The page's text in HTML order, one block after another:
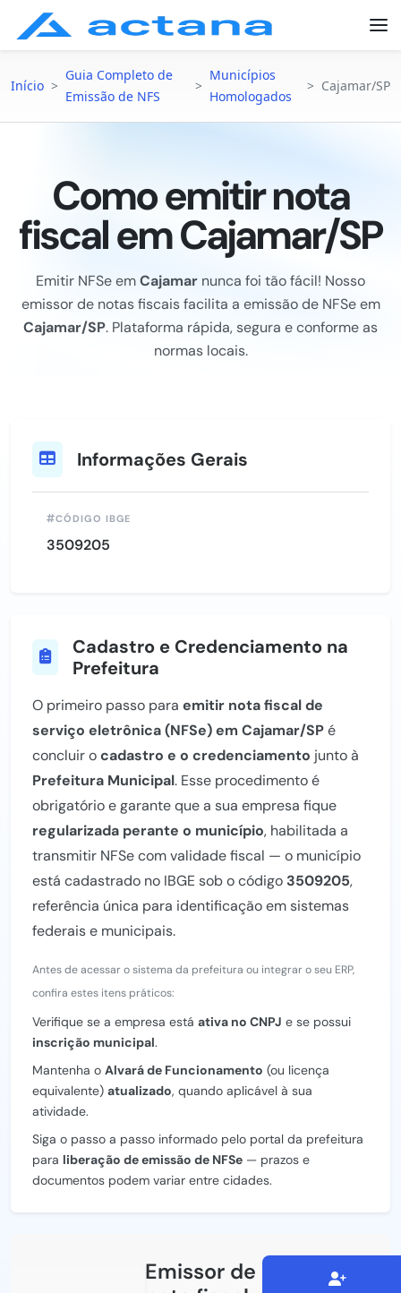
Início >
Guia Completo de
Emissão de NFS
>
Municípios
Homologados
> Cajamar/SP
Como emitir nota
fiscal em Cajamar/SP
Emitir NFSe emCajamar nunca foi tão fácil! Nosso
emissor de notas fiscais facilita a emissão de NFSe em
Cajamar/SP. Plataforma rápida, segura e conforme as
normas locais.
Informações Gerais
CÓDIGO IBGE
3509205
Cadastro e Credenciamento na
Prefeitura
O primeiro passo para emitir nota fiscal de
serviço eletrônica (NFSe) em Cajamar/SPé
concluir ocadastro e o credenciamento junto à
Prefeitura Municipal. Esse procedimento é
obrigatório e garante que a sua empresa fique
regularizada perante o município, habilitada a
transmitir NFSe com validade fiscal — o município
está cadastrado no IBGE sob o código 3509205,
referência única para identificação em sistemas
federais e municipais.
Antes de acessar o sistema da prefeitura ou integrar o seu ERP,
confira estes itens práticos:
Verifique se a empresa está ativa no CNPJ e se possui
inscrição municipal.
Mantenha o Alvará de Funcionamento (ou licença
equivalente) atualizado, quando aplicável à sua
atividade.
Siga o passo a passo informado pelo portal da prefeitura
para liberação de emissão de NFSe — prazos e
documentos podem variar entre cidades.
Emissor de